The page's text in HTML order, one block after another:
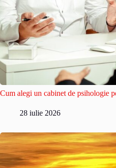
Cum alegi un cabinet de psihologie
28 iulie 2026